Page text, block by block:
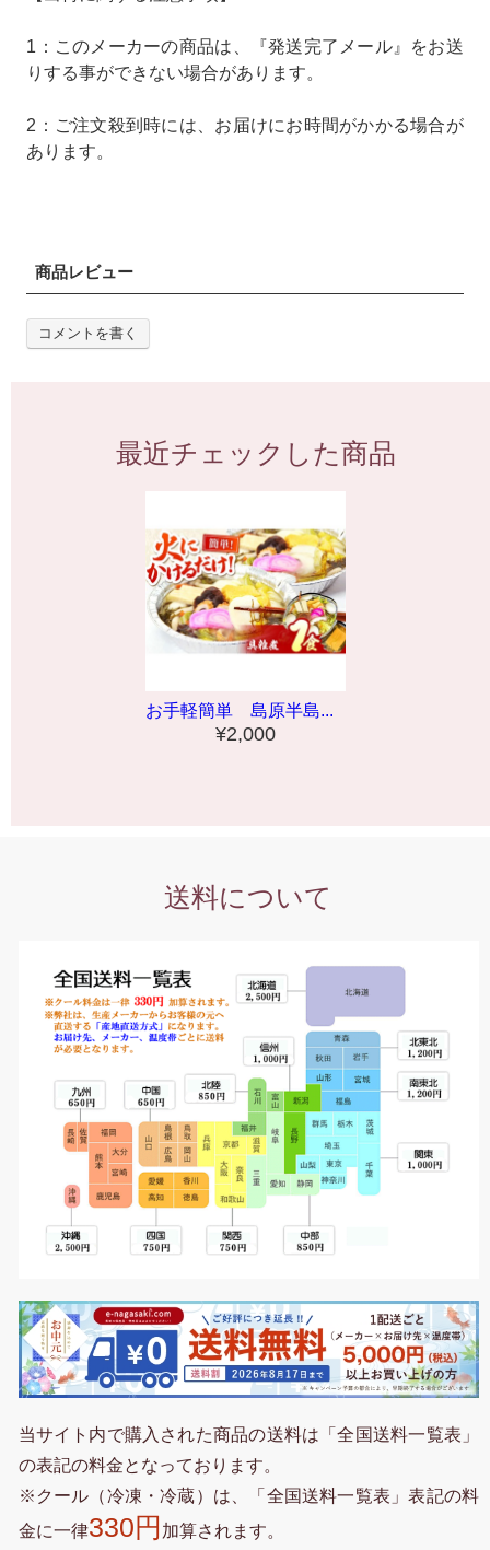
1：このメーカーの商品は、『発送完了メール』をお送
りする事ができない場合があります。
2：ご注文殺到時には、お届けにお時間がかかる場合が
あります。
商品レビュー
コメントを書く
最近チェックした商品
お手軽簡単 島原半島...
¥2,000
送料について
当サイト内で購入された商品の送料は「全国送料一覧表」
の表記の料金となっております。
※クール（冷凍・冷蔵）は、「全国送料一覧表」表記の料
金に一律330円 加算されます。